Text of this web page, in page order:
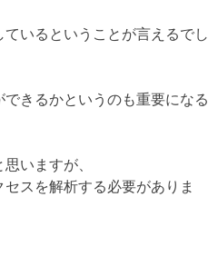
いるということが言えるでし
きるかというのも重要になる
いますが、
スを解析する必要がありま